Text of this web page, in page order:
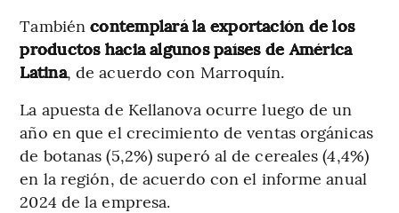
Tambiéncontemplará la exportación de los
productos hacia algunos países de América
Latina, de acuerdo con Marroquín.
La apuesta de Kellanova ocurre luego de un
año en que el crecimiento de ventas orgánicas
de botanas (5,2%) superó al de cereales (4,4%)
en la región, de acuerdo con el informe anual
2024 de la empresa.